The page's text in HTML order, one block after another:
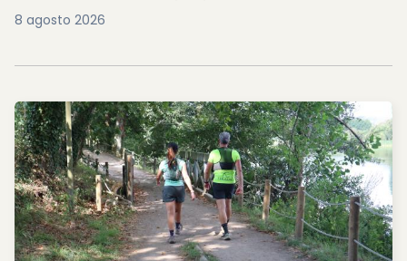
8 agosto 2026